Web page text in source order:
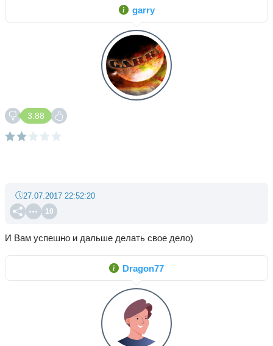
garry
3.88
10
27.07.2017 22:52:20
И Вам успешно и дальше делать свое дело)
Dragon77